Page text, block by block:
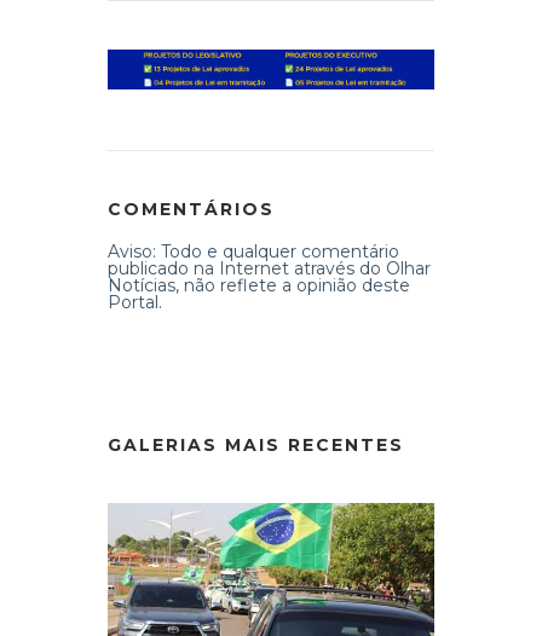
COMENTÁRIOS
Aviso: Todo e qualquer comentário
publicado na Internet através do Olhar
Notícias, não reflete a opinião deste
Portal.
GALERIAS MAIS RECENTES